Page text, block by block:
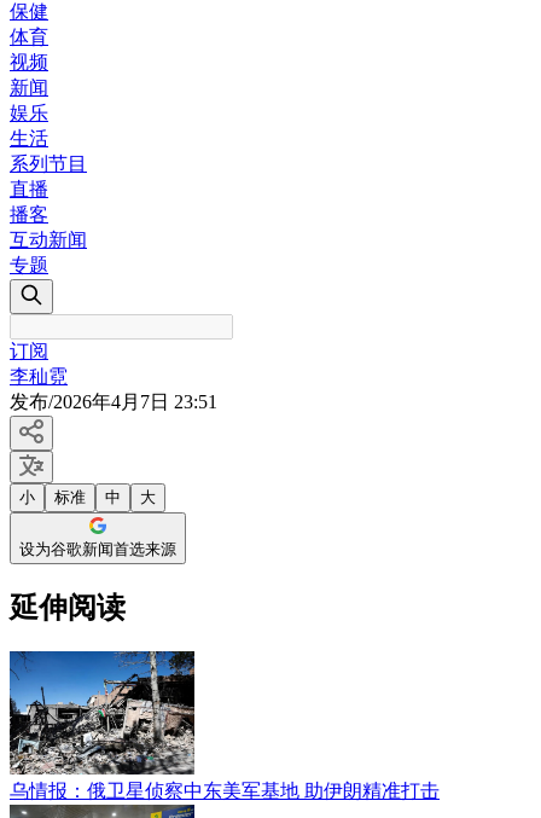
保健
体育
视频
新闻
娱乐
生活
系列节目
直播
播客
互动新闻
专题
订阅
李秈霓
发布/2026年4月7日 23:51
小 标准 中 大
设为谷歌新闻首选来源
延伸阅读
乌情报：俄卫星侦察中东美军基地 助伊朗精准打击